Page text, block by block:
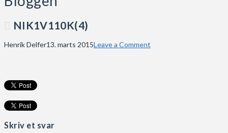
NIK1V110K(4)
Henrik Delfer13. marts 2015Leave a Comment
Skriv et svar